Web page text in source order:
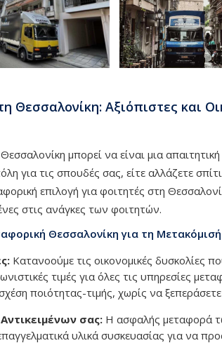
Θεσσαλονίκη: Αξιόπιστες και
μπορεί να είναι μια
για τις σπουδές σας, είτε αλλάζετε
επιλογή για φοιτητές στη
στις ανάγκες των φοιτητών.
Θεσσαλονίκη για τη
Κατανοούμε τις οικονομικές δυσκολίες
τιμές για όλες τις υπηρεσίες
ποιότητας-τιμής, χωρίς να
σας: Η ασφαλής μεταφορά
υλικά συσκευασίας για να